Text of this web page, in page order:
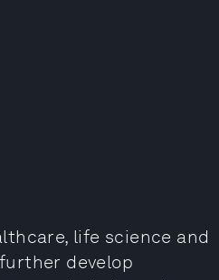
life science and
develop